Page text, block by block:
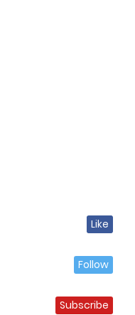
Like
Follow
Subscribe